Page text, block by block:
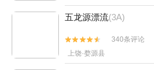
五龙源漂流(3A)


340条评论
上饶·婺源县